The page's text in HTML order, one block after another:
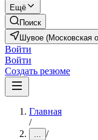
Ещё
Поиск
Шувое (Московская
Войти
Войти
Создать резюме
Главная
/
... /